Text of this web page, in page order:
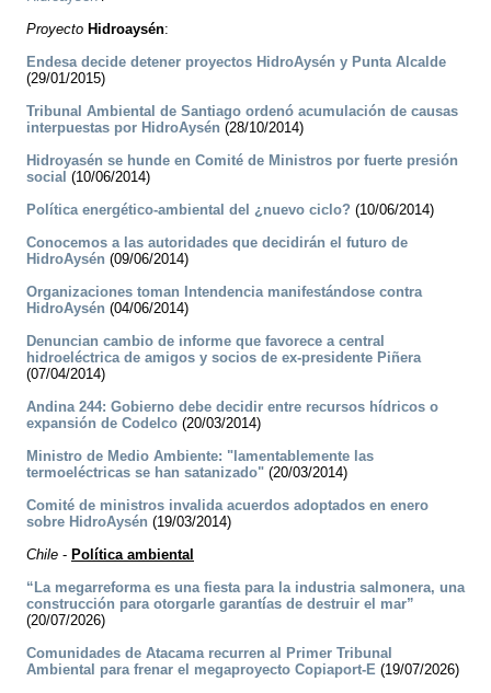
Proyecto Hidroaysén:
Endesa decide detener proyectos HidroAysén y Punta Alcalde
(29/01/2015)
Tribunal Ambiental de Santiago ordenó acumulación de causas
interpuestas por HidroAysén (28/10/2014)
Hidroyasén se hunde en Comité de Ministros por fuerte presión
social (10/06/2014)
Política energético-ambiental del ¿nuevo ciclo? (10/06/2014)
Conocemos a las autoridades que decidirán el futuro de
HidroAysén (09/06/2014)
Organizaciones toman Intendencia manifestándose contra
HidroAysén (04/06/2014)
Denuncian cambio de informe que favorece a central
hidroeléctrica de amigos y socios de ex-presidente Piñera
(07/04/2014)
Andina 244: Gobierno debe decidir entre recursos hídricos o
expansión de Codelco (20/03/2014)
Ministro de Medio Ambiente: "lamentablemente las
termoeléctricas se han satanizado" (20/03/2014)
Comité de ministros invalida acuerdos adoptados en enero
sobre HidroAysén (19/03/2014)
Chile - Política ambiental
“La megarreforma es una fiesta para la industria salmonera, una
construcción para otorgarle garantías de destruir el mar”
(20/07/2026)
Comunidades de Atacama recurren al Primer Tribunal
Ambiental para frenar el megaproyecto Copiaport-E (19/07/2026)